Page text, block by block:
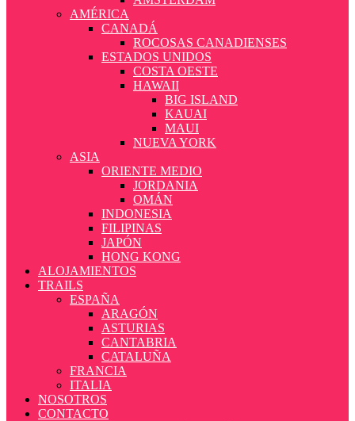
AMÉRICA
CANADÁ
ROCOSAS CANADIENSES
ESTADOS UNIDOS
COSTA OESTE
HAWAII
BIG ISLAND
KAUAI
MAUI
NUEVA YORK
ASIA
ORIENTE MEDIO
JORDANIA
OMÁN
INDONESIA
FILIPINAS
JAPÓN
HONG KONG
ALOJAMIENTOS
TRAILS
ESPAÑA
ARAGÓN
ASTURIAS
CANTABRIA
CATALUÑA
FRANCIA
ITALIA
NOSOTROS
CONTACTO